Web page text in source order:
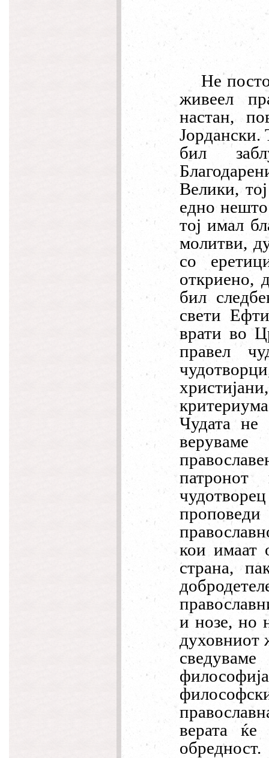
Не
живеел
настан,
Јордански.
бил
Велики,
едно
тој имал
молитви,
со
откриено,
бил
свети
врати во
правел
Чудата не
кои имаат
страна,
и нозе, но
духовниот
верата
обредност.